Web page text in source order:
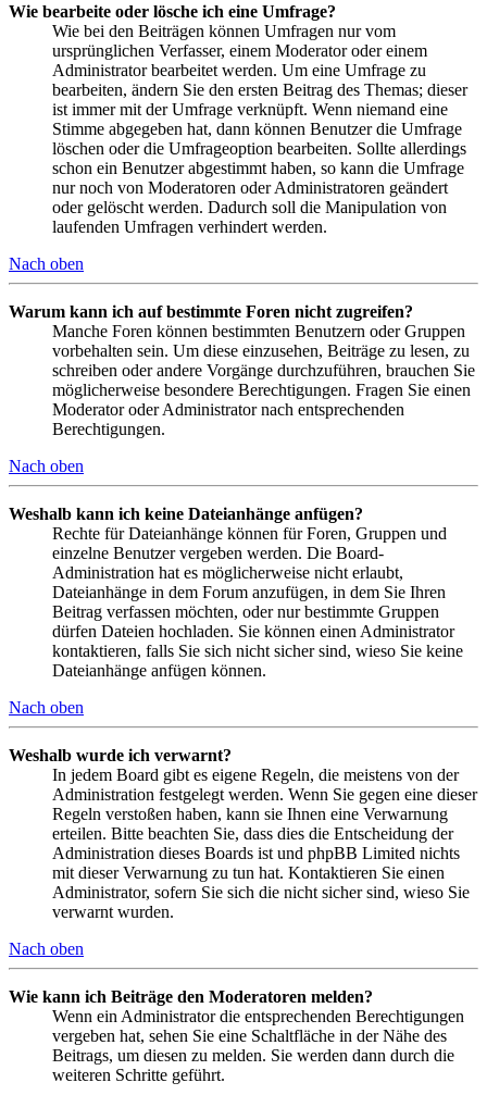
Wie bearbeite oder lösche ich eine Umfrage?
Wie bei den Beiträgen können Umfragen nur vom
ursprünglichen Verfasser, einem Moderator oder einem
Administrator bearbeitet werden. Um eine Umfrage zu
bearbeiten, ändern Sie den ersten Beitrag des Themas; dieser
ist immer mit der Umfrage verknüpft. Wenn niemand eine
Stimme abgegeben hat, dann können Benutzer die Umfrage
löschen oder die Umfrageoption bearbeiten. Sollte allerdings
schon ein Benutzer abgestimmt haben, so kann die Umfrage
nur noch von Moderatoren oder Administratoren geändert
oder gelöscht werden. Dadurch soll die Manipulation von
laufenden Umfragen verhindert werden.
Nach oben
Warum kann ich auf bestimmte Foren nicht zugreifen?
Manche Foren können bestimmten Benutzern oder Gruppen
vorbehalten sein. Um diese einzusehen, Beiträge zu lesen, zu
schreiben oder andere Vorgänge durchzuführen, brauchen Sie
möglicherweise besondere Berechtigungen. Fragen Sie einen
Moderator oder Administrator nach entsprechenden
Berechtigungen.
Nach oben
Weshalb kann ich keine Dateianhänge anfügen?
Rechte für Dateianhänge können für Foren, Gruppen und
einzelne Benutzer vergeben werden. Die Board-
Administration hat es möglicherweise nicht erlaubt,
Dateianhänge in dem Forum anzufügen, in dem Sie Ihren
Beitrag verfassen möchten, oder nur bestimmte Gruppen
dürfen Dateien hochladen. Sie können einen Administrator
kontaktieren, falls Sie sich nicht sicher sind, wieso Sie keine
Dateianhänge anfügen können.
Nach oben
Weshalb wurde ich verwarnt?
In jedem Board gibt es eigene Regeln, die meistens von der
Administration festgelegt werden. Wenn Sie gegen eine dieser
Regeln verstoßen haben, kann sie Ihnen eine Verwarnung
erteilen. Bitte beachten Sie, dass dies die Entscheidung der
Administration dieses Boards ist und phpBB Limited nichts
mit dieser Verwarnung zu tun hat. Kontaktieren Sie einen
Administrator, sofern Sie sich die nicht sicher sind, wieso Sie
verwarnt wurden.
Nach oben
Wie kann ich Beiträge den Moderatoren melden?
Wenn ein Administrator die entsprechenden Berechtigungen
vergeben hat, sehen Sie eine Schaltfläche in der Nähe des
Beitrags, um diesen zu melden. Sie werden dann durch die
weiteren Schritte geführt.